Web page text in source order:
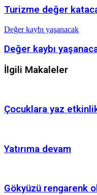
Turizme değer
Değer kaybı yaşanacak
Değer kaybı
İlgili Makaleler
Çocuklara yaz
Yatırıma devam
Gökyüzü rengarenk